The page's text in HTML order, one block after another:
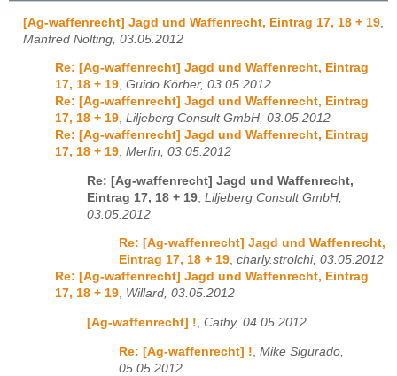
[Ag-waffenrecht] Jagd und Waffenrecht, Eintrag 17, 18 + 19
Manfred Nolting, 03.05.2012
Re: [Ag-waffenrecht] Jagd und Waffenrecht, Eintrag
17, 18 + 19, Guido Körber, 03.05.2012
Re: [Ag-waffenrecht] Jagd und Waffenrecht, Eintrag
17, 18 + 19, Liljeberg Consult GmbH, 03.05.2012
Re: [Ag-waffenrecht] Jagd und Waffenrecht, Eintrag
17, 18 + 19, Merlin, 03.05.2012
Re: [Ag-waffenrecht] Jagd und Waffenrecht,
Eintrag 17, 18 + 19 Liljeberg Consult GmbH,
03.05.2012
Re: [Ag-waffenrecht] Jagd und Waffenrecht,
Eintrag 17, 18 + 19, charly.strolchi, 03.05.2012
Re: [Ag-waffenrecht] Jagd und Waffenrecht, Eintrag
17, 18 + 19, Willard, 03.05.2012
[Ag-waffenrecht] ! Cathy, 04.05.2012
Re: [Ag-waffenrecht] ! Mike Sigurado,
05.05.2012